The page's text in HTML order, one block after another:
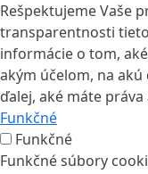
Rešpektujeme Vaše
transparentnosti
informácie o tom,
akým účelom, na
ďalej, aké máte práva
Funkčné
Funkčné
Funkčné súbory